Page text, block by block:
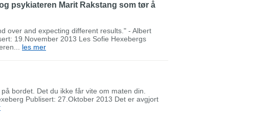
psykiateren Marit Rakstang som tør å
over and expecting different results." - Albert
19.November 2013 Les Sofie Hexebergs
les mer
bordet. Det du ikke får vite om maten din.
Publisert: 27.Oktober 2013 Det er avgjort